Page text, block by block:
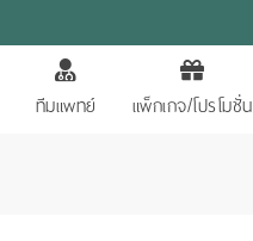
ทีมแพทย์ แพ็กเกจ/โปรโมชั่น